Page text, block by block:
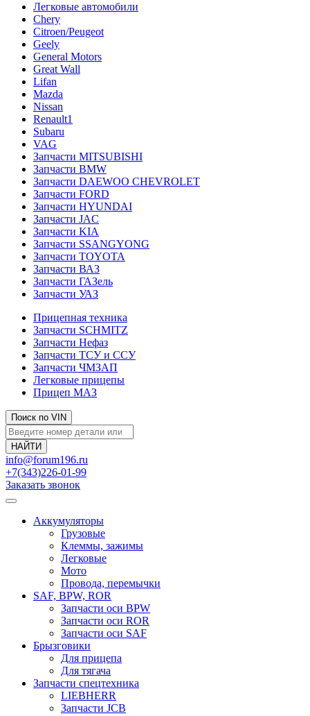
Легковые автомобили
Chery
Citroen/Peugeot
Geely
General Motors
Great Wall
Lifan
Mazda
Nissan
Renault1
Subaru
VAG
Запчасти MITSUBISHI
Запчасти BMW
Запчасти DAEWOO CHEVROLET
Запчасти FORD
Запчасти HYUNDAI
Запчасти JAC
Запчасти KIA
Запчасти SSANGYONG
Запчасти TOYOTA
Запчасти ВАЗ
Запчасти ГАЗель
Запчасти УАЗ
Прицепная техника
Запчасти SCHMITZ
Запчасти Нефаз
Запчасти ТСУ и ССУ
Запчасти ЧМЗАП
Легковые прицепы
Прицеп МАЗ
Поиск по VIN
info@forum196.ru
+7(343)226-01-99
Заказать звонок
Аккумуляторы
Грузовые
Клеммы, зажимы
Легковые
Мото
Провода, перемычки
SAF, BPW, ROR
Запчасти оси BPW
Запчасти оси ROR
Запчасти оси SAF
Брызговики
Для прицепа
Для тягача
Запчасти спецтехника
LIEBHERR
Запчасти JCB